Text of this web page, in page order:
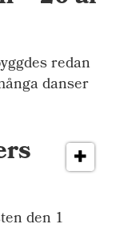
redan
danser
den 1